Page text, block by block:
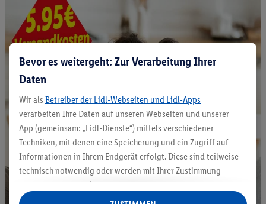
Bevor es weitergeht: Zur Verarbeitung Ihrer
Daten
Wir als Betreiber der Lidl-Webseiten und Lidl-Apps
verarbeiten Ihre Daten auf unseren Webseiten und unserer
App (gemeinsam: „Lidl-Dienste“) mittels verschiedener
Techniken, mit denen eine Speicherung und ein Zugriff auf
Informationen in Ihrem Endgerät erfolgt. Diese sind teilweise
technisch notwendig oder werden mit Ihrer Zustimmung -
auch durch Partner (u.a.
Verantwortliche; im Zusammenhang mit dem IAB TCF